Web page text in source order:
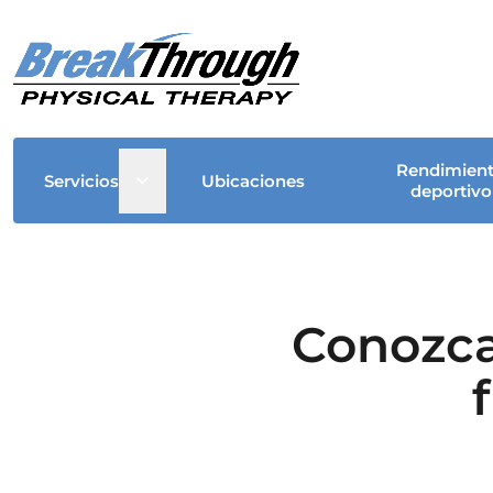
Servicios Open sub menu
Ubicaciones
deportivo